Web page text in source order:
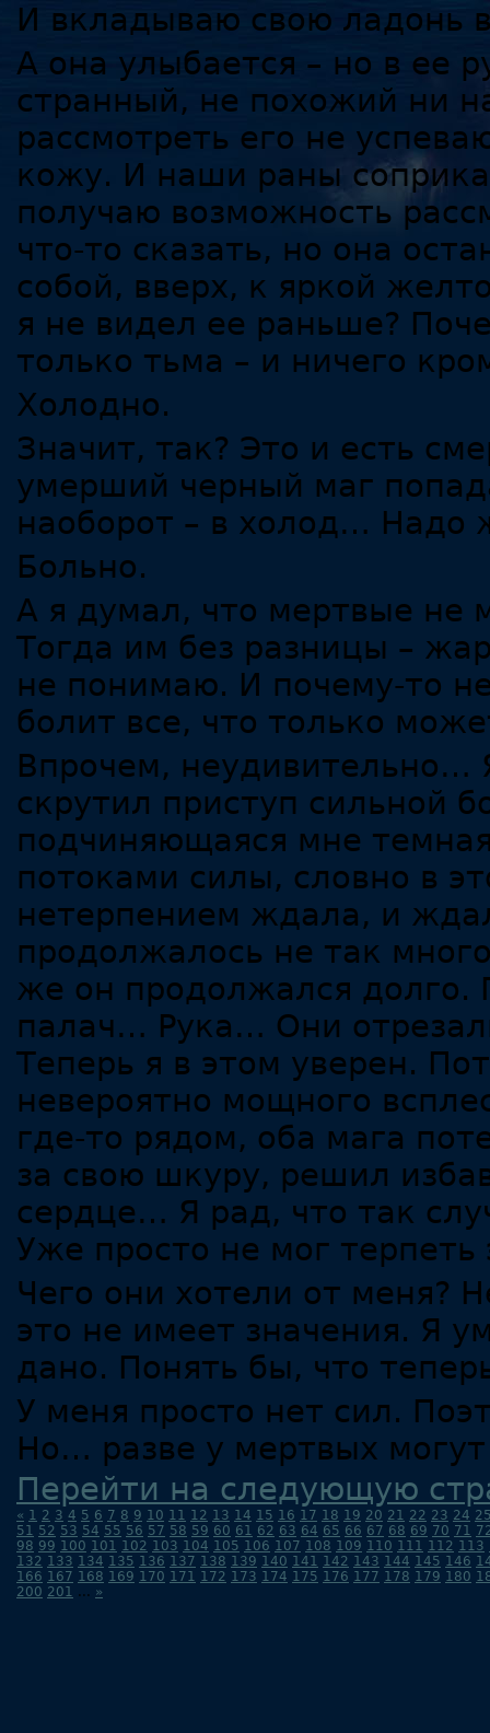
И вкладываю свою ладонь
А она улыбается – но в ее
странный, не похожий ни
рассмотреть его не
кожу. И наши раны
получаю возможность
что-то сказать, но она
собой, вверх, к яркой
я не видел ее раньше?
только тьма – и ничего
Холодно.
Значит, так? Это и есть
умерший черный маг
наоборот – в холод…
Больно.
А я думал, что мертвые не
Тогда им без разницы –
не понимаю. И почему-то
болит все, что только
Впрочем, неудивительно…
скрутил приступ сильной
подчиняющаяся мне
потоками силы, словно в
нетерпением ждала, и
продолжалось не так
же он продолжался долго.
палач… Рука… Они
Теперь я в этом уверен.
невероятно мощного
где-то рядом, оба мага
за свою шкуру, решил
сердце… Я рад, что так
Уже просто не мог
Чего они хотели от меня?
это не имеет значения. Я
дано. Понять бы, что
У меня просто нет сил.
Но… разве у мертвых
Перейти на следующую
« 1 2 3 4 5 6 7 8 9 10 11 12 13 14 15 16 17 18 19 20 21 22 23 24
51 52 53 54 55 56 57 58 59 60 61 62 63 64 65 66 67 68 69 70 71
98 99 100 101 102 103 104 105 106 107 108 109 110 111 112 113
132 133 134 135 136 137 138 139 140 141 142 143 144 145 146
166 167 168 169 170 171 172 173 174 175 176 177 178 179 180
200 201 ... »